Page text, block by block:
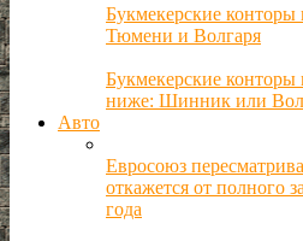
Букмекерские
Тюмени и Волгаря
Букмекерские конторы
ниже: Шинник или
Авто
Евросоюз
откажется от полного
года